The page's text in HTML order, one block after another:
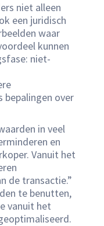
niet alleen
een juridisch
waar
kunnen
niet-
bepalingen over
in veel
en
Vanuit het
de transactie.”
te benutten,
vanuit het